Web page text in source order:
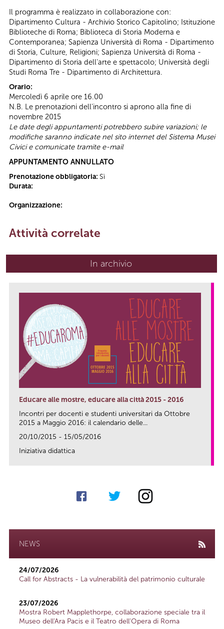
Il programma è realizzato in collaborazione con:
Dipartimento Cultura - Archivio Storico Capitolino; Istituzione
Biblioteche di Roma; Biblioteca di Storia Moderna e
Contemporanea; Sapienza Università di Roma - Dipartimento
di Storia, Culture, Religioni; Sapienza Università di Roma -
Dipartimento di Storia dell'arte e spettacolo; Università degli
Studi Roma Tre - Dipartimento di Architettura.
Orario:
Mercoledì 6 aprile ore 16.00
N.B. Le prenotazioni dell'incontro si aprono alla fine di
novembre 2015
Le date degli appuntamenti potrebbero subire variazioni; le
modifiche saranno indicate nel sito internet del Sistema Musei
Civici e comunicate tramite e-mail
APPUNTAMENTO ANNULLATO
Prenotazione obbligatoria: Sì
Durata:
Organizzazione:
Attività correlate
In archivio
Educare alle mostre, educare alla città 2015 - 2016
Incontri per docenti e studenti universitari da Ottobre
2015 a Maggio 2016: il calendario delle...
20/10/2015 - 15/05/2016
Iniziativa didattica
NEWS
24/07/2026
Call for Abstracts - La vulnerabilità del patrimonio culturale
23/07/2026
Mostra Robert Mapplethorpe, collaborazione speciale tra il
Museo dell'Ara Pacis e il Teatro dell'Opera di Roma